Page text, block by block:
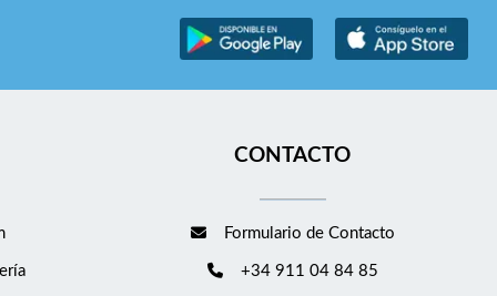
CONTACTO
Formulario de Contacto
+34 911 04 84 85